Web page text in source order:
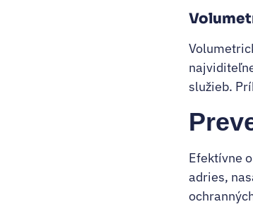
služieb.
Efektívne
adries,